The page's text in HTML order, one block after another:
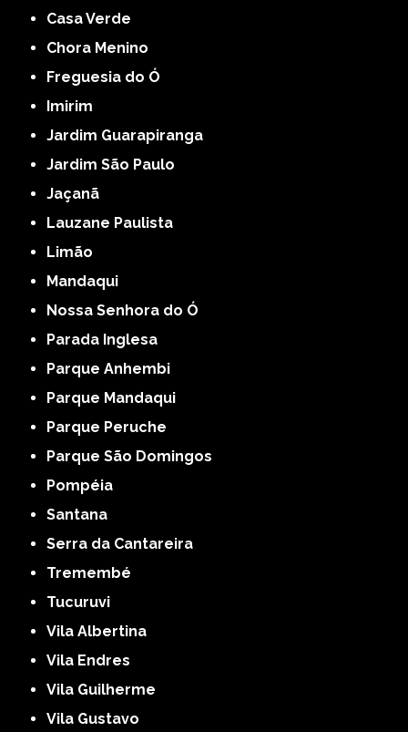
Casa Verde
Chora Menino
Freguesia do Ó
Imirim
Jardim Guarapiranga
Jardim São Paulo
Jaçanã
Lauzane Paulista
Limão
Mandaqui
Nossa Senhora do Ó
Parada Inglesa
Parque Anhembi
Parque Mandaqui
Parque Peruche
Parque São Domingos
Pompéia
Santana
Serra da Cantareira
Tremembé
Tucuruvi
Vila Albertina
Vila Endres
Vila Guilherme
Vila Gustavo